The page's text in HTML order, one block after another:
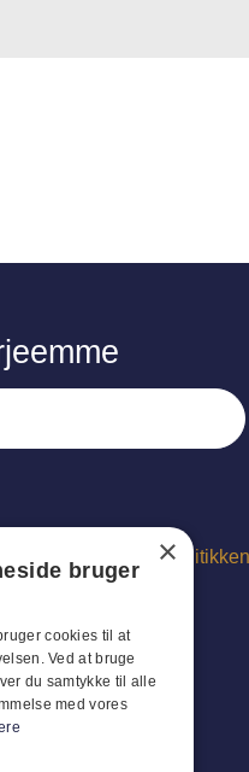
persondatapolitikken
×
bruger
cookies til at
Ved at bruge
du samtykke til alle
med vores